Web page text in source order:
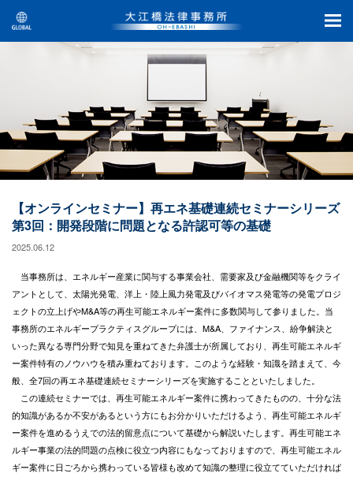
【オンラインセミナー】再エネ基礎連続セミナーシリーズ
第3回：開発段階に問題となる許認可等の基礎
2025.06.12
当事務所は、エネルギー産業に関与する事業会社、需要家及び金融機関等をクライ
アントとして、太陽光発電、洋上・陸上風力発電及びバイオマス発電等の発電プロジ
ェクトの立上げやM&A等の再生可能エネルギー案件に多数関与して参りました。当
事務所のエネルギープラクティスグループには、M&A、ファイナンス、紛争解決と
いった異なる専門分野で知見を重ねてきた弁護士が所属しており、再生可能エネルギ
ー案件特有のノウハウを積み重ねております。このような経験・知識を踏まえて、今
般、全7回の再エネ基礎連続セミナーシリーズを実施することといたしました。
この連続セミナーでは、再生可能エネルギー案件に携わってきたものの、十分な法
的知識があるか不安があるという方にもお分かりいただけるよう、再生可能エネルギ
ー案件を進めるうえでの法的留意点について基礎から解説いたします。再生可能エネ
ルギー事業の法的問題の点検に役立つ内容にもなっておりますので、再生可能エネル
ギー案件に日ごろから携わっている皆様も改めて知識の整理に役立てていただければ